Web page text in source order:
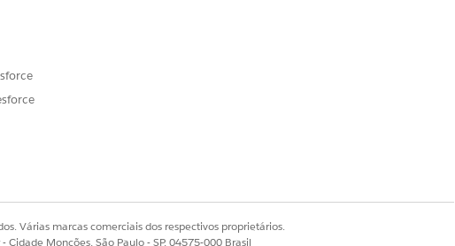
está habilitado
de seguro usando aplicativos de
Sim Não
Várias marcas comerciais dos respectivos proprietários.
Monções, São Paulo - SP, 04575-000 Brasil